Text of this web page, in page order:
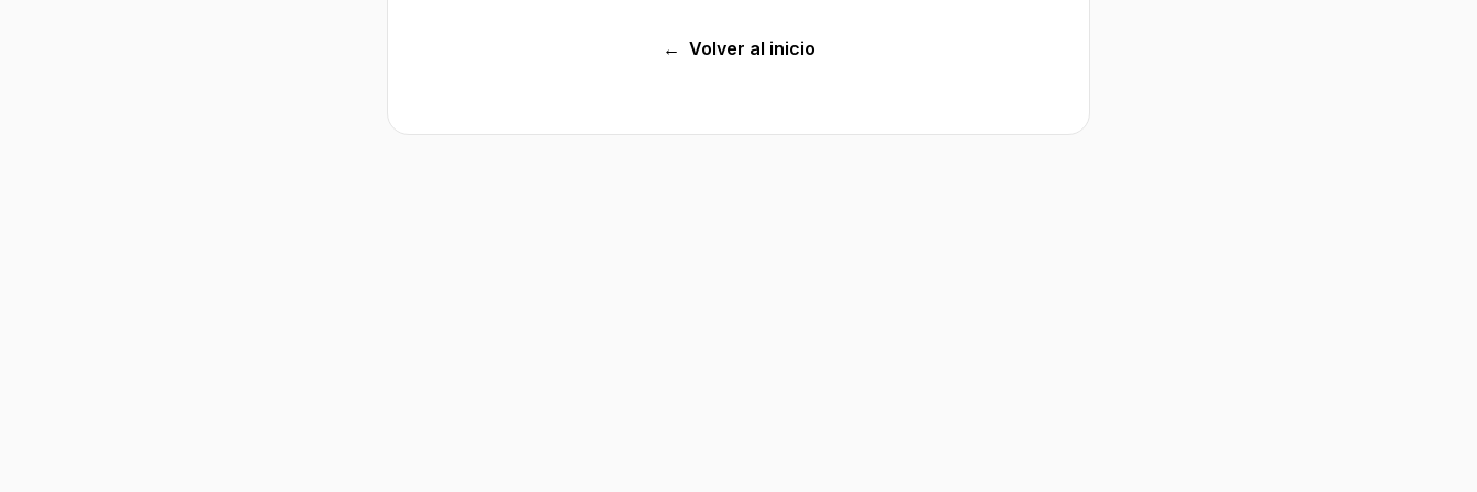
← Volver al inicio